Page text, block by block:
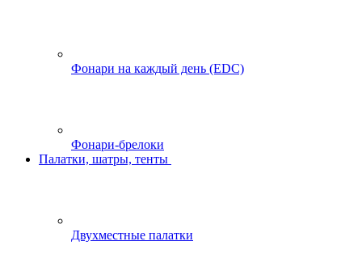
Фонари на каждый день (EDC)
Фонари-брелоки
Палатки, шатры, тенты
Двухместные палатки